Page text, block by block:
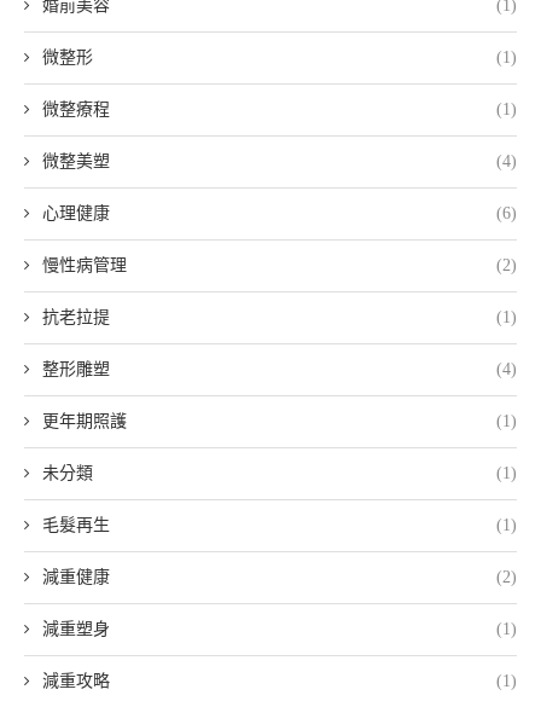
婚前美容 (1)
微整形 (1)
微整療程 (1)
微整美塑 (4)
心理健康 (6)
慢性病管理 (2)
抗老拉提 (1)
整形雕塑 (4)
更年期照護 (1)
未分類 (1)
毛髮再生 (1)
減重健康 (2)
減重塑身 (1)
減重攻略 (1)